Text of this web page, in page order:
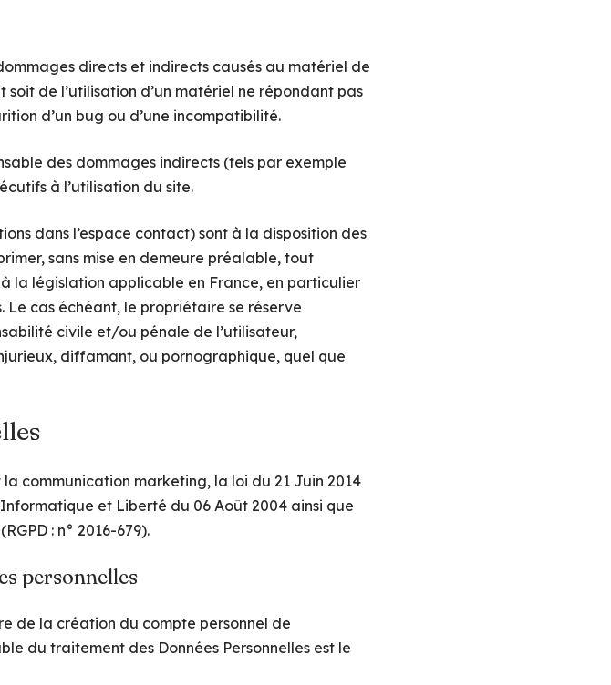
directs et indirects causés au matériel de
soit de l’utilisation d’un matériel ne répondant pas
d’un bug ou d’une incompatibilité.
des dommages indirects (tels par exemple
à l’utilisation du site.
dans l’espace contact) sont à la disposition des
sans mise en demeure préalable, tout
la législation applicable en France, en particulier
cas échéant, le propriétaire se réserve
civile et/ou pénale de l’utilisateur,
diffamant, ou pornographique, quel que
communication marketing, la loi du 21 Juin 2014
et Liberté du 06 Août 2004 ainsi que
: n° 2016-679).
personnelles
de la création du compte personnel de
du traitement des Données Personnelles est le